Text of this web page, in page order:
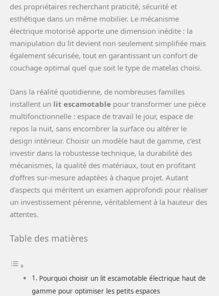
des propriétaires recherchant praticité, sécurité et
esthétique dans un même mobilier. Le mécanisme
électrique motorisé apporte une dimension inédite : la
manipulation du lit devient non seulement simplifiée mais
également sécurisée, tout en garantissant un confort de
couchage optimal quel que soit le type de matelas choisi.
Dans la réalité quotidienne, de nombreuses familles
installent un lit escamotable pour transformer une pièce
multifonctionnelle : espace de travail le jour, espace de
repos la nuit, sans encombrer la surface ou altérer le
design intérieur. Choisir un modèle haut de gamme, c’est
investir dans la robustesse technique, la durabilité des
mécanismes, la qualité des matériaux, tout en profitant
d’offres sur-mesure adaptées à chaque projet. Autant
d’aspects qui méritent un examen approfondi pour réaliser
un investissement pérenne, véritablement à la hauteur des
attentes.
Table des matières
Pourquoi choisir un lit escamotable électrique haut de
gamme pour optimiser les petits espaces